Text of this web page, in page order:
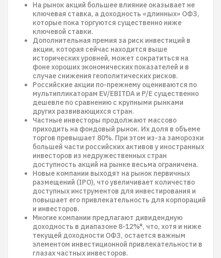
На рынок акций большее влияние оказывает не
ключевая ставка, а доходность «длинных» ОФЗ,
которые пока торгуются существенно ниже
ключевой ставки.
Дополнительная премия за риск инвестиций в
акции, которая сейчас находится выше
исторических уровней, может сократиться на
фоне хороших экономических показателей и в
случае снижения геополитических рисков.
Российские акции по-прежнему оцениваются по
мультипликаторам EV/EBITDA и P/E существенно
дешевле по сравнению с крупными рынками
других развивающихся стран.
Частные инвесторы продолжают массово
приходить на фондовый рынок. Их доля в объеме
торгов превышает 80%. При этом из-за заморозки
большей части российских активов у иностранных
инвесторов из недружественных стран
доступность акций на рынке весьма ограничена.
Новые компании выходят на рынок первичных
размещений (IPO), что увеличивает количество
доступных инструментов для инвестирования и
повышает его привлекательность для корпораций
и инвесторов.
Многие компании предлагают дивидендную
доходность в диапазоне 8-12%*, что, хотя и ниже
текущей доходности ОФЗ, остается важным
элементом инвестиционной привлекательности в
глазах частных инвесторов.